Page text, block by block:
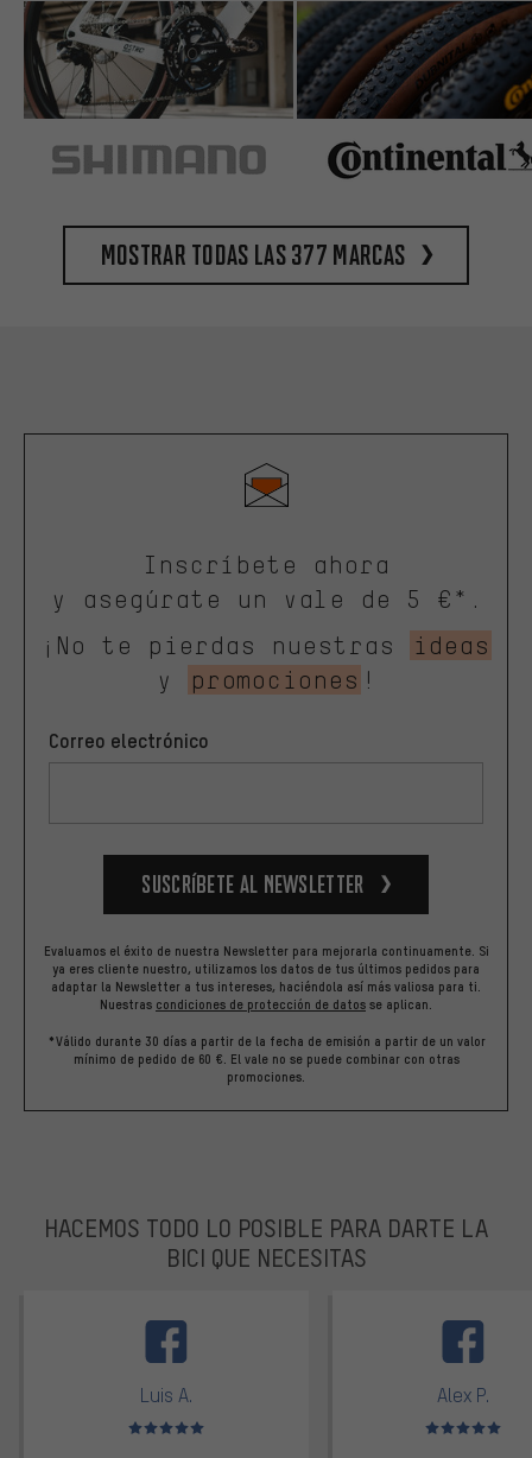
Mostrar todas las 377 marcas
Inscríbete ahora
y asegúrate un vale de 5 €*.
¡No te pierdas nuestras
ideas
y
promociones !
Correo electrónico
Suscríbete al newsletter
Evaluamos el éxito de nuestra Newsletter para mejorarla continuamente. Si
ya eres cliente nuestro, utilizamos los datos de tus últimos pedidos para
adaptar la Newsletter a tus intereses, haciéndola así más valiosa para ti.
Nuestras condiciones de protección de datos se aplican.
*Válido durante 30 días a partir de la fecha de emisión a partir de un valor
mínimo de pedido de 60 €. El vale no se puede combinar con otras
promociones.
HACEMOS TODO LO POSIBLE PARA DARTE LA
BICI QUE NECESITAS
Luis A.
Valoración media: 5 de 5
Alex P.
Valoración